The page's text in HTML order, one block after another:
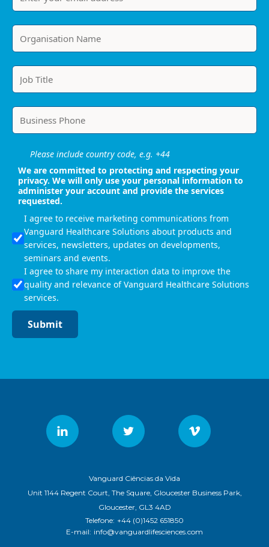
Please include country code, e.g. +44
We are committed to protecting and respecting your
privacy. We will only use your personal information to
administer your account and provide the services
requested.
I agree to receive marketing communications from
Vanguard Healthcare Solutions about products and
services, newsletters, updates on developments,
seminars and events.
I agree to share my interaction data to improve the
quality and relevance of Vanguard Healthcare Solutions
services.
Submit
Vanguard Ciências da Vida
Unit 1144 Regent Court, The Square, Gloucester Business Park,
Gloucester, GL3 4AD
Telefone: +44 (0)1452 651850
E-mail: info@vanguardlifesciences.com